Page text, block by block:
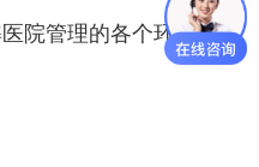
院管理的各个环节，并